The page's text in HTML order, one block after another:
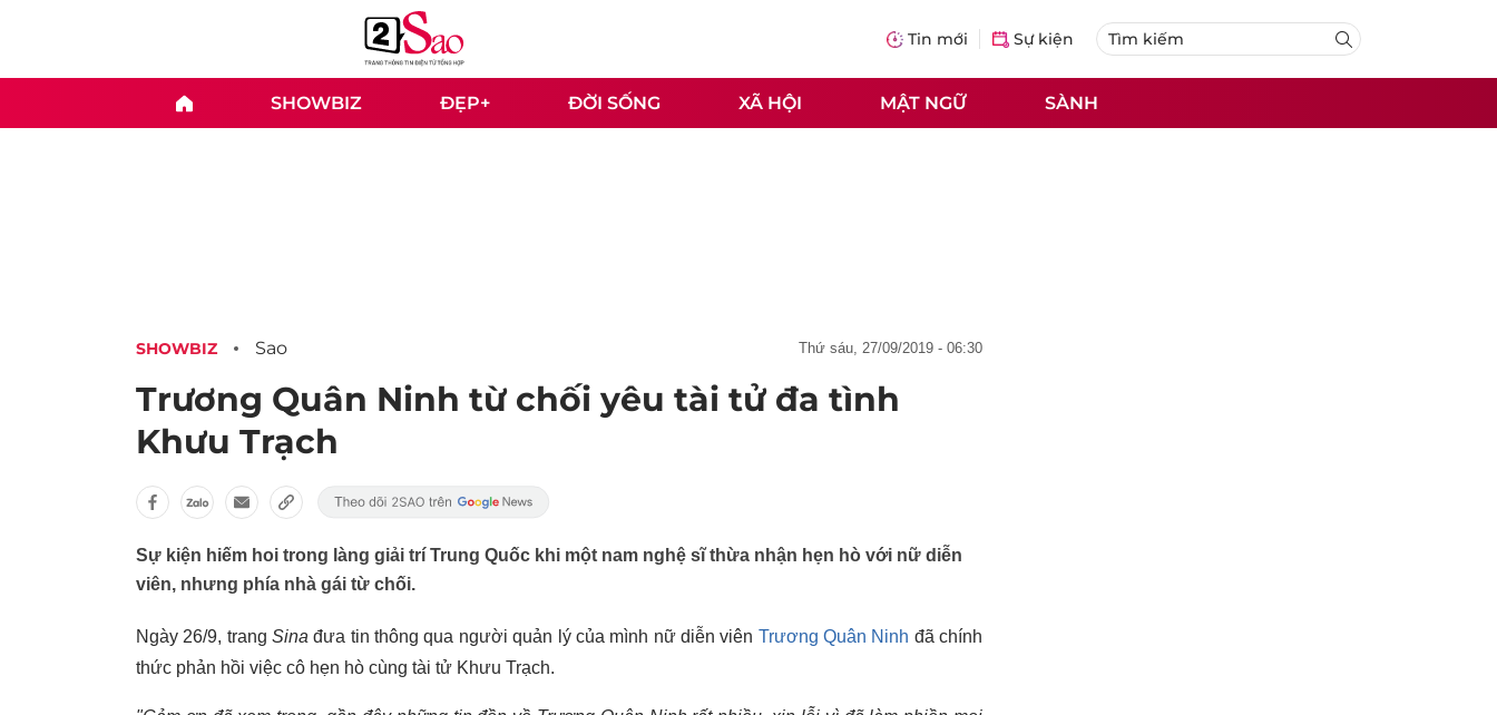
Tin mới Sự kiện
SHOWBIZ ĐẸP+ ĐỜI SỐNG XÃ HỘI MẬT NGỮ SÀNH
SHOWBIZ Sao thứ sáu, 27/09/2019 - 06:30
Trương Quân Ninh từ chối yêu tài tử đa tình
Khưu Trạch
Sự kiện hiếm hoi trong làng giải trí Trung Quốc khi một nam nghệ sĩ thừa nhận hẹn hò với nữ diễn
viên, nhưng phía nhà gái từ chối.
Ngày 26/9, trangSinađưa tin thông qua người quản lý của mình nữ diễn viên Trương Quân Ninh đã chính
thức phản hồi việc cô hẹn hò cùng tài tử Khưu Trạch.